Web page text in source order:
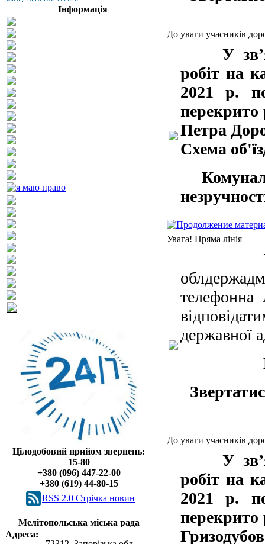
Інформація
Цілодобовий прийом звернень:
15-80
+380 (096) 447-22-00
+380 (619) 44-80-15
RSS 2.0 Cтрічка новин
Мелітопольська міська рада
Адреса:
До уваги учасників
У
робіт на
2021 р.
перекрито
Петра
Схема
Увага! Пряма лінія
У
телефонна
державної
До уваги учасників
У
робіт на
2021 р.
перекрито